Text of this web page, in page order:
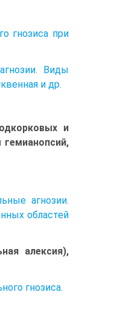
гнозиса при
Виды
и др.
и
агнозии.
областей
алексия),
гнозиса.